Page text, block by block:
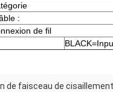
:
de fil
de faisceau de